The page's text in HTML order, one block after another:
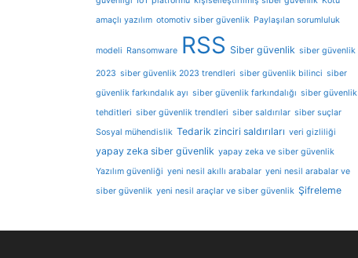
amaçlı yazılım otomotiv siber güvenlik Paylaşılan sorumluluk
modeli Ransomware RSS Siber güvenlik siber güvenlik
2023 siber güvenlik 2023 trendleri siber güvenlik bilinci siber
güvenlik farkındalık ayı siber güvenlik farkındalığı siber güvenlik
tehditleri siber güvenlik trendleri siber saldırılar siber suçlar
Sosyal mühendislik Tedarik zinciri saldırıları veri gizliliği
yapay zeka siber güvenlik yapay zeka ve siber güvenlik
Yazılım güvenliği yeni nesil akıllı arabalar yeni nesil arabalar ve
siber güvenlik yeni nesil araçlar ve siber güvenlik Şifreleme